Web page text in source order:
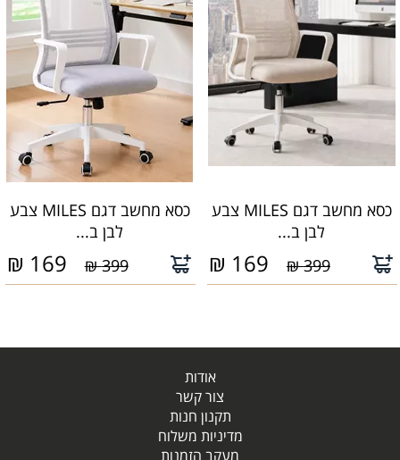
כסא מחשב דגם MILES צבע
לבן ב...
399 ₪
169
₪
כסא מחשב דגם MILES צבע
לבן ב...
399 ₪
169
₪
אודות
צור קשר
תקנון חנות
מדיניות משלוח
מעקב הזמנות